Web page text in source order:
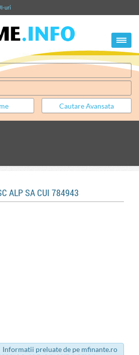
uri
ALP SA CUI 784943
Informatii preluate de pe mfinante.ro